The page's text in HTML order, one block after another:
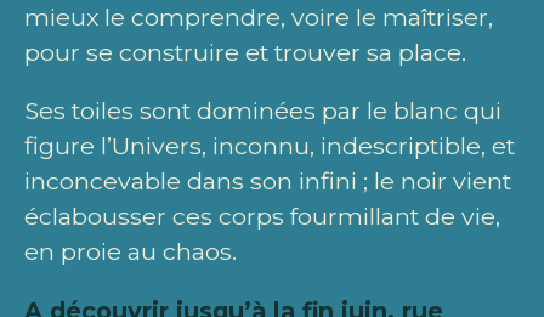
mieux le comprendre, voire le maîtriser,
pour se construire et trouver sa place.
Ses toiles sont dominées par le blanc qui
figure l’Univers, inconnu, indescriptible, et
inconcevable dans son infini ; le noir vient
éclabousser ces corps fourmillant de vie,
en proie au chaos.
A découvrir jusqu’à la fin juin, rue